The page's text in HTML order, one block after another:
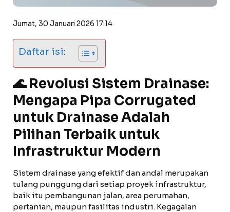
Jumat, 30 Januari 2026 17:14
Daftar isi:
🌊 Revolusi Sistem Drainase:
Mengapa Pipa Corrugated
untuk DrainaseAdalah
Pilihan Terbaik untuk
Infrastruktur Modern
Sistem drainase yang efektif dan andal merupakan
tulang punggung dari setiap proyek infrastruktur,
baik itu pembangunan jalan, area perumahan,
pertanian, maupun fasilitas industri. Kegagalan